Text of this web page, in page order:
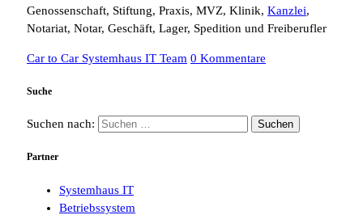
Genossenschaft, Stiftung, Praxis, MVZ, Klinik, Kanzlei,
Notariat, Notar, Geschäft, Lager, Spedition und Freiberufler
Car to Car Systemhaus IT Team 0 Kommentare
Suche
Suchen nach:
Partner
Systemhaus IT
Betriebssystem